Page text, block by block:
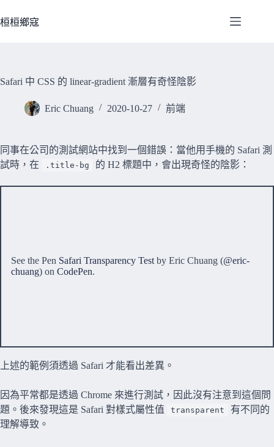
至
容
桓桓鄉寇
Safari 中 CSS 的 linear-gradient 漸層有奇怪陰影
Eric Chuang 2020-10-27 前端
同事在公司的測試網站中找到一個錯誤：當他用手機的 Safari 測
試時，在
.title-bg 的 H2 標題中，會出現奇怪的陰影：
See the Pen Safari Transparency Test by Eric Chuang (@eric-
chuang) on CodePen.
上述的範例須透過 Safari 才能看出差異。
因為平常都是透過 Chrome 來進行測試，因此沒有注意到這個問
題。後來發現這是 Safari 對樣式屬性值
transparent
有不同的
理解導致。